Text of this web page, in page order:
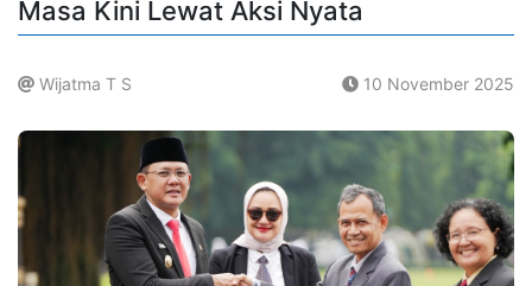
Masa Kini Lewat Aksi Nyata
Wijatma T S 10 November 2025